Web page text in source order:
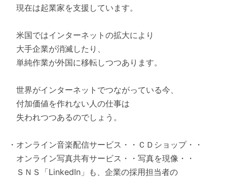
現在は起業家を支援しています。
米国ではインターネットの拡大により
大手企業が消滅したり、
単純作業が外国に移転しつつあります。
世界がインターネットでつながっている今、
付加価値を作れない人の仕事は
失われつつあるのでしょう。
・オンライン音楽配信サービス・・ＣＤショップ・・
オンライン写真共有サービス・・写真を現像・・
ＳＮＳ「LinkedIn」も、企業の採用担当者の